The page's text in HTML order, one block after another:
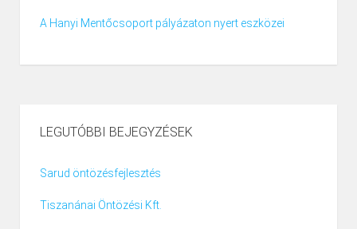
A Hanyi Mentőcsoport pályázaton nyert eszközei
LEGUTÓBBI BEJEGYZÉSEK
Sarud öntözésfejlesztés
Tiszanánai Öntözési Kft.